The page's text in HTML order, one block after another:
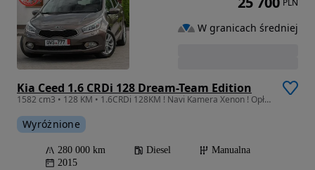
Kia Ceed 1.6 CRDi 128 Dream-Team Edition
1582 cm3 • 128 KM • 1.6CRDi 128KM ! Navi Kamera Xenon ! Opłacona ! Zadbana !
Wyróżnione
280 000 km Diesel
Manualna
2015
W granicach średniej